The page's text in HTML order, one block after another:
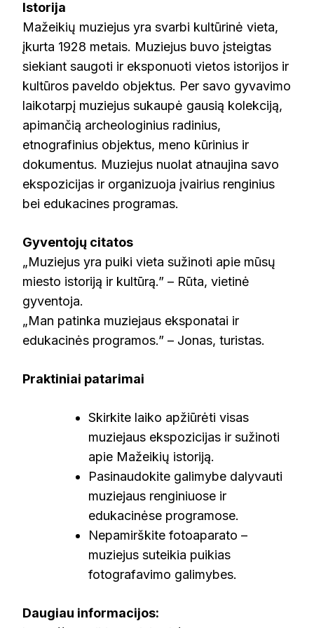
Istorija
Mažeikių muziejus yra svarbi kultūrinė vieta,
įkurta 1928 metais. Muziejus buvo įsteigtas
siekiant saugoti ir eksponuoti vietos istorijos ir
kultūros paveldo objektus. Per savo gyvavimo
laikotarpį muziejus sukaupė gausią kolekciją,
apimančią archeologinius radinius,
etnografinius objektus, meno kūrinius ir
dokumentus. Muziejus nuolat atnaujina savo
ekspozicijas ir organizuoja įvairius renginius
bei edukacines programas.
Gyventojų citatos
„Muziejus yra puiki vieta sužinoti apie mūsų
miesto istoriją ir kultūrą.” – Rūta, vietinė
gyventoja.
„Man patinka muziejaus eksponatai ir
edukacinės programos.” – Jonas, turistas.
Praktiniai patarimai
Skirkite laiko apžiūrėti visas
muziejaus ekspozicijas ir sužinoti
apie Mažeikių istoriją.
Pasinaudokite galimybe dalyvauti
muziejaus renginiuose ir
edukacinėse programose.
Nepamirškite fotoaparato –
muziejus suteikia puikias
fotografavimo galimybes.
Daugiau informacijos: